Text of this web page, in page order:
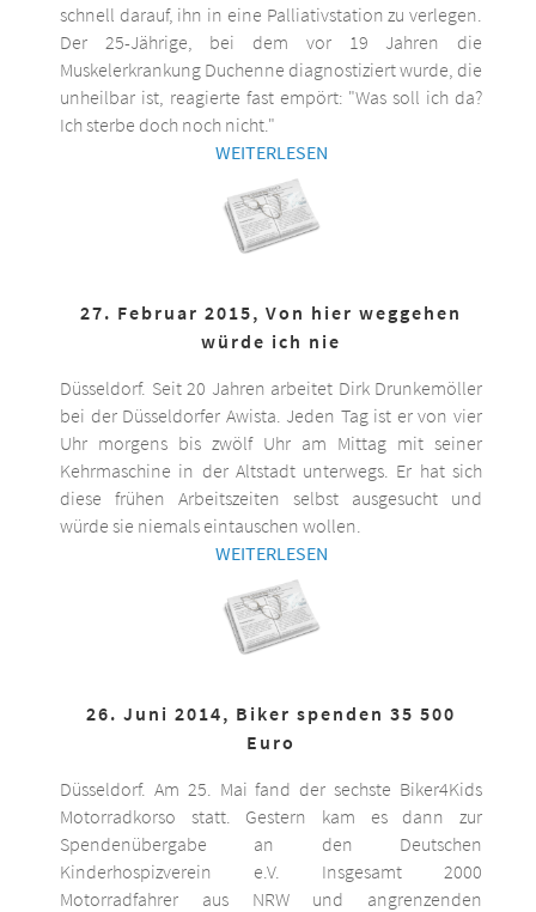
schnell darauf, ihn in eine Palliativstation zu verlegen.
Der 25-Jährige, bei dem vor 19 Jahren die
Muskelerkrankung Duchenne diagnostiziert wurde, die
unheilbar ist, reagierte fast empört: "Was soll ich da?
Ich sterbe doch noch nicht."
WEITERLESEN
27. Februar 2015, Von hier weggehen
würde ich nie
Düsseldorf. Seit 20 Jahren arbeitet Dirk Drunkemöller
bei der Düsseldorfer Awista. Jeden Tag ist er von vier
Uhr morgens bis zwölf Uhr am Mittag mit seiner
Kehrmaschine in der Altstadt unterwegs. Er hat sich
diese frühen Arbeitszeiten selbst ausgesucht und
würde sie niemals eintauschen wollen.
WEITERLESEN
26. Juni 2014, Biker spenden 35 500
Euro
Düsseldorf. Am 25. Mai fand der sechste Biker4Kids
Motorradkorso statt. Gestern kam es dann zur
Spendenübergabe an den Deutschen
Kinderhospizverein e.V. Insgesamt 2000
Motorradfahrer aus NRW und angrenzenden